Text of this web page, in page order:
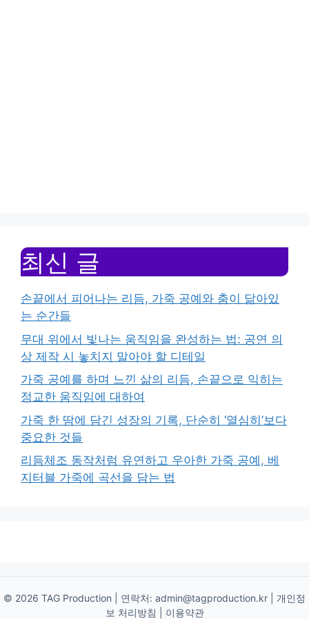
최신 글
손끝에서 피어나는 리듬, 가죽 공예와 춤이 닮아있
는 순간들
무대 위에서 빛나는 움직임을 완성하는 법: 공연 의
상 제작 시 놓치지 말아야 할 디테일
가죽 공예를 하며 느낀 삶의 리듬, 손끝으로 익히는
정교한 움직임에 대하여
가죽 한 땀에 담긴 성장의 기록, 단순히 ‘열심히’보다
중요한 것들
리듬체조 동작처럼 유연하고 우아한 가죽 공예, 베
지터블 가죽에 곡선을 담는 법
© 2026 TAG Production | 연락처: admin@tagproduction.kr
개인정
보 처리방침
이용약관